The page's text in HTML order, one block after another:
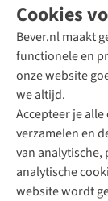
Cookies
Bever.nl maakt
functionele en
onze website
we altijd.
Accepteer je
verzamelen en
van analytische,
analytische
website wordt
Direct advies
+31 (0)85
+31 6 12 28